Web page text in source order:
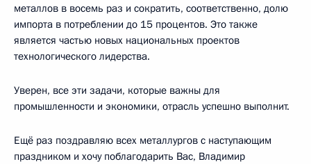
металлов в восемь раз и сократить, соответственно, долю
импорта в потреблении до 15 процентов. Это также
является частью новых национальных проектов
технологического лидерства.
Уверен, все эти задачи, которые важны для
промышленности и экономики, отрасль успешно выполнит.
Ещё раз поздравляю всех металлургов с наступающим
праздником и хочу поблагодарить Вас, Владимир